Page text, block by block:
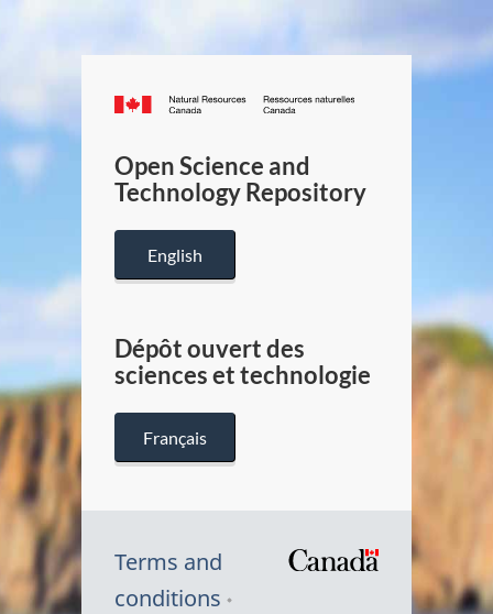
Canada.ca
/
Canada
Open Science and
Technology Repository
English
Dépôt ouvert des
sciences et technologie
Français
Terms and
conditions
Symbole